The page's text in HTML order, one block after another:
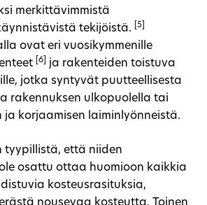
merkittävimmistä
tekijöistä.
[5]
ovat eri vuosikymmenille
[6]
ja rakenteiden toistuva
jotka syntyvät puutteellisesta
rakennuksen ulkopuolella tai
ja korjaamisen laiminlyönneistä.
tyypillistä, että niiden
osattu ottaa huomioon kaikkia
kosteusrasituksia,